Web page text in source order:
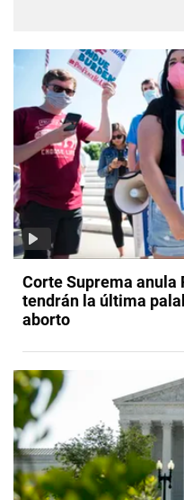
Corte Suprema anula
tendrán la última
aborto